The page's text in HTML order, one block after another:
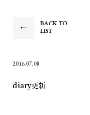
BACK TO
LIST
2016.07.08
diary更新